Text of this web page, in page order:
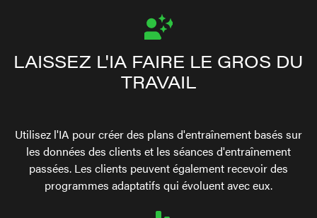
LAISSEZ L'IA FAIRE LE GROS DU
TRAVAIL
Utilisez l'IA pour créer des plans d'entraînement basés sur
les données des clients et les séances d'entraînement
passées. Les clients peuvent également recevoir des
programmes adaptatifs qui évoluent avec eux.